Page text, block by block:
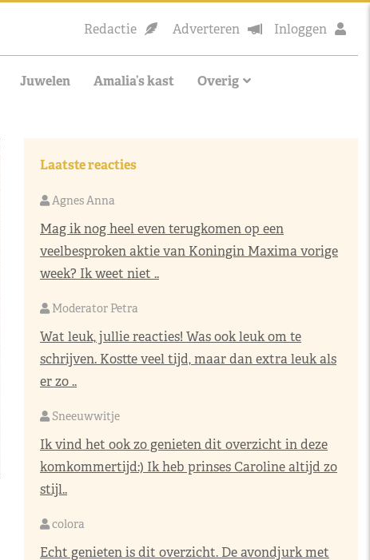
Redactie Adverteren Inloggen
Juwelen Amalia’s kast Overig
Laatste reacties
Agnes Anna
Mag ik nog heel even terugkomen op een
veelbesproken aktie van Koningin Maxima vorige
week? Ik weet niet ..
Moderator Petra
Wat leuk, jullie reacties! Was ook leuk om te
schrijven. Kostte veel tijd, maar dan extra leuk als
er zo ..
Sneeuwwitje
Ik vind het ook zo genieten dit overzicht in deze
komkommertijd:) Ik heb prinses Caroline altijd zo
stijl..
colora
Echt genieten is dit overzicht. De avondjurk met